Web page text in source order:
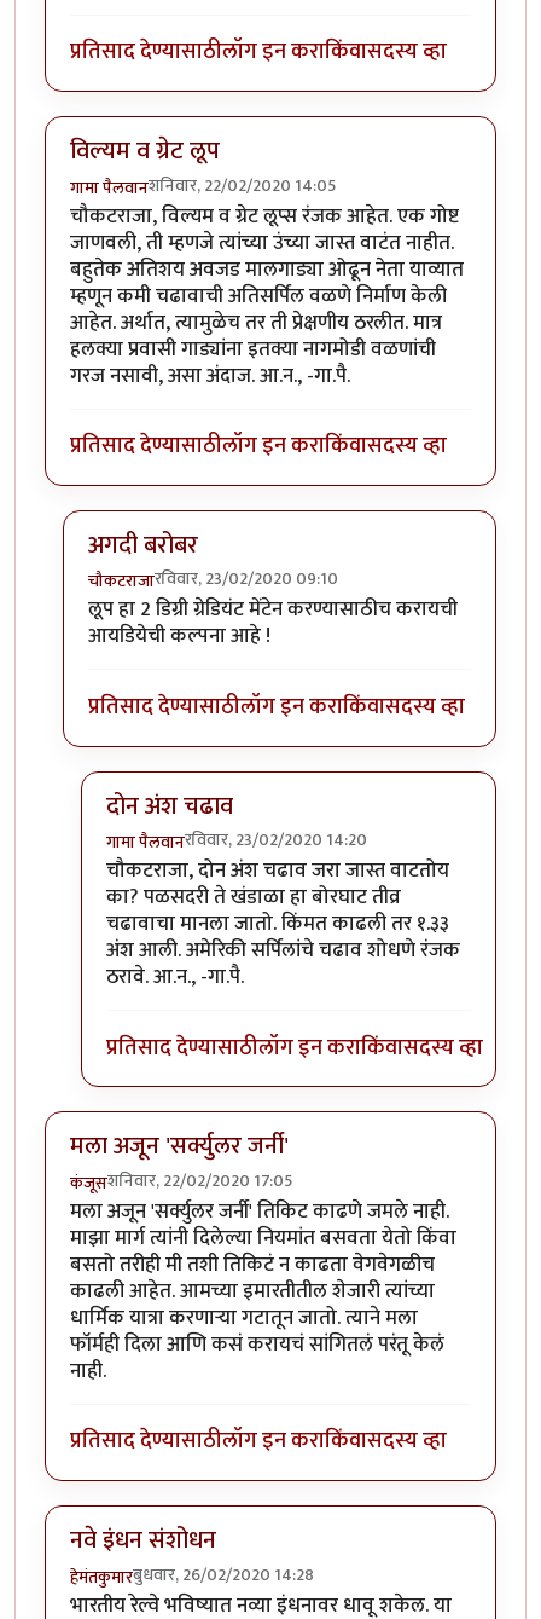
प्रतिसाद देण्यासाठीलॉग इन कराकिंवासदस्य व्हा
विल्यम व ग्रेट लूप
गामा पैलवानशनिवार, 22/02/2020 14:05
चौकटराजा, विल्यम व ग्रेट लूप्स रंजक आहेत. एक गोष्ट
जाणवली, ती म्हणजे त्यांच्या उंच्या जास्त वाटंत नाहीत.
बहुतेक अतिशय अवजड मालगाड्या ओढून नेता याव्यात
म्हणून कमी चढावाची अतिसर्पिल वळणे निर्माण केली
आहेत. अर्थात, त्यामुळेच तर ती प्रेक्षणीय ठरलीत. मात्र
हलक्या प्रवासी गाड्यांना इतक्या नागमोडी वळणांची
गरज नसावी, असा अंदाज. आ.न., -गा.पै.
प्रतिसाद देण्यासाठीलॉग इन कराकिंवासदस्य व्हा
अगदी बरोबर
चौकटराजारविवार, 23/02/2020 09:10
In reply toविल्यम व ग्रेट लूपbyगामा पैलवान
लूप हा 2 डिग्री ग्रेडियंट मेंटेन करण्यासाठीच करायची
आयडियेची कल्पना आहे !
प्रतिसाद देण्यासाठीलॉग इन कराकिंवासदस्य व्हा
दोन अंश चढाव
गामा पैलवानरविवार, 23/02/2020 14:20
In reply toअगदी बरोबरbyचौकटराजा
चौकटराजा, दोन अंश चढाव जरा जास्त वाटतोय
का? पळसदरी ते खंडाळा हा बोरघाट तीव्र
चढावाचा मानला जातो. किंमत काढली तर १.३३
अंश आली. अमेरिकी सर्पिलांचे चढाव शोधणे रंजक
ठरावे. आ.न., -गा.पै.
प्रतिसाद देण्यासाठीलॉग इन कराकिंवासदस्य व्हा
मला अजून 'सर्क्युलर जर्नी'
कंजूसशनिवार, 22/02/2020 17:05
मला अजून 'सर्क्युलर जर्नी' तिकिट काढणे जमले नाही.
माझा मार्ग त्यांनी दिलेल्या नियमांत बसवता येतो किंवा
बसतो तरीही मी तशी तिकिटं न काढता वेगवेगळीच
काढली आहेत. आमच्या इमारतीतील शेजारी त्यांच्या
धार्मिक यात्रा करणाऱ्या गटातून जातो. त्याने मला
फॉर्मही दिला आणि कसं करायचं सांगितलं परंतू केलं
नाही.
प्रतिसाद देण्यासाठीलॉग इन कराकिंवासदस्य व्हा
नवे इंधन संशोधन
हेमंतकुमारबुधवार, 26/02/2020 14:28
भारतीय रेल्वे भविष्यात नव्या इंधनावर धावू शकेल. या